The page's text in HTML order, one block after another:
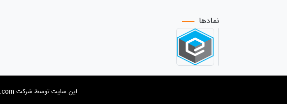
نمادها
این سایت توسط شرکت arinakala.com طراحی شده و هرگونه سوء استفاده پیگرد قانونی دارد